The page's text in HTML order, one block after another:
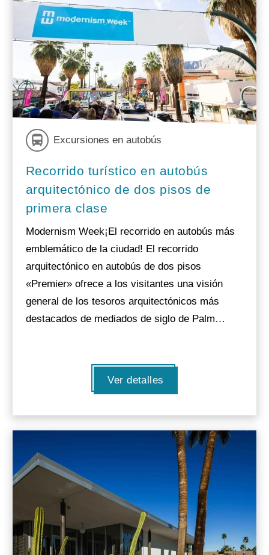
Excursiones en autobús
Recorrido turístico en autobús
arquitectónico de dos pisos de
primera clase
Modernism Week¡El recorrido en autobús más
emblemático de la ciudad! El recorrido
arquitectónico en autobús de dos pisos
«Premier» ofrece a los visitantes una visión
general de los tesoros arquitectónicos más
destacados de mediados de siglo de Palm…
Ver detalles